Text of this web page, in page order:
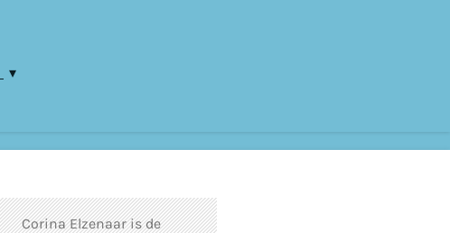
Corina Elzenaar is de